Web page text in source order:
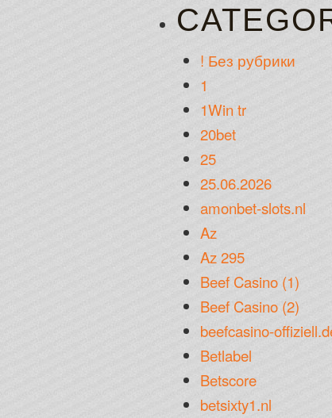
! Без рубрики
1
1Win tr
20bet
25
25.06.2026
amonbet-slots.nl
Az
Az 295
Beef Casino (1)
Beef Casino (2)
beefcasino-
Betlabel
Betscore
betsixty1.nl